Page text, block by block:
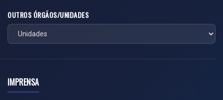
OUTROS ÓRGÃOS/UNIDADES
IMPRENSA